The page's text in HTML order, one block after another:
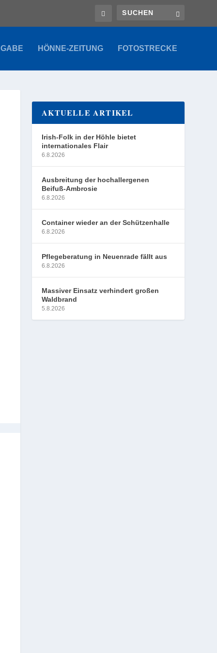
HÖNNE-ZEITUNG FOTOSTRECKE
AKTUELLE ARTIKEL
Irish-Folk in der Höhle bietet
internationales Flair
6.8.2026
Ausbreitung der hochallergenen
Beifuß-Ambrosie
6.8.2026
Container wieder an der Schützenhalle
6.8.2026
Pflegeberatung in Neuenrade fällt aus
6.8.2026
Massiver Einsatz verhindert großen
Waldbrand
5.8.2026